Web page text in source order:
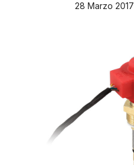
28 Marzo 2017